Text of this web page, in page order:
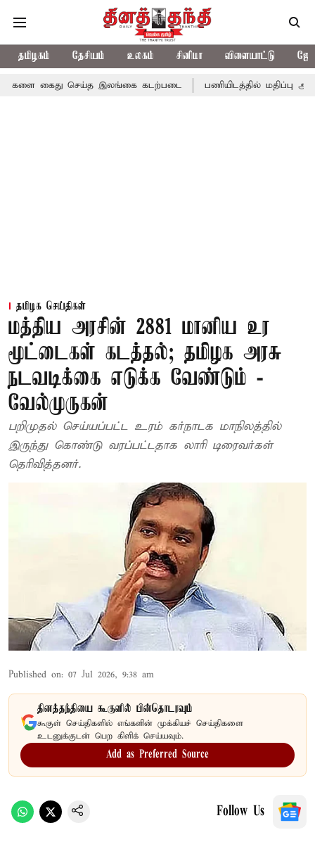
தமிழகம் தேசியம் உலகம் சினிமா விளையாட்டு
செய்த இலங்கை கடற்படை பணியிடத்தில் மதிப்பு
தமிழக செய்திகள்
மத்திய அரசின் 2881 மானிய உர
மூட்டைகள் கடத்தல்; தமிழக அரசு
நடவடிக்கை எடுக்க வேண்டும் -
வேல்முருகன்
பறிமுதல் செய்யப்பட்ட உரம் கர்நாடக மாநிலத்தில்
இருந்து கொண்டு வரப்பட்டதாக லாரி டிரைவர்கள்
தெரிவித்தனர்.
Published on: 07 Jul 2026, 9:38 am
தினத்தந்தியை கூகுளில் பின்தொடரவும்
கூகுள் செய்திகளில் எங்களின் முக்கியச் செய்திகளை
உடனுக்குடன் பெற கிளிக் செய்யவும்.
Add as Preferred Source
Follow Us